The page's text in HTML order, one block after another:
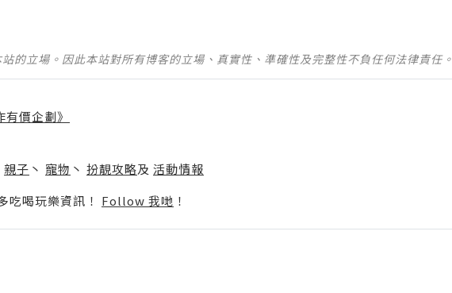
的立場。因此本站對所有博客的立場、真實性、準確性及完整性不負任何法律責任。
價企劃》
親子 丶 寵物 丶 扮靚攻略及 活動情報
喝玩樂資訊！ Follow 我哋 ！